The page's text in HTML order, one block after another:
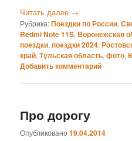
Читать далее →
Рубрика:Поездки по России,
Redmi Note 11S,Воронежская
поездки,поездки 2024,
край,Тульская область,фото,
Добавить комментарий
Про дорогу
Опубликовано19.04.2014